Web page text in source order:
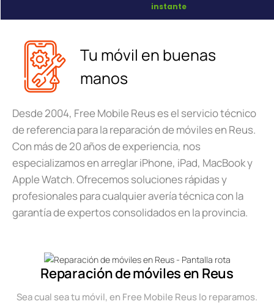
instante
Tu móvil en buenas
manos
Desde 2004, Free Mobile Reus es el servicio técnico
de referencia para la reparación de móviles en Reus.
Con más de 20 años de experiencia, nos
especializamos en arreglar iPhone, iPad, MacBook y
Apple Watch. Ofrecemos soluciones rápidas y
profesionales para cualquier avería técnica con la
garantía de expertos consolidados en la provincia.
Reparación de móviles en Reus
Sea cual sea tu móvil, en Free Mobile Reus lo reparamos.